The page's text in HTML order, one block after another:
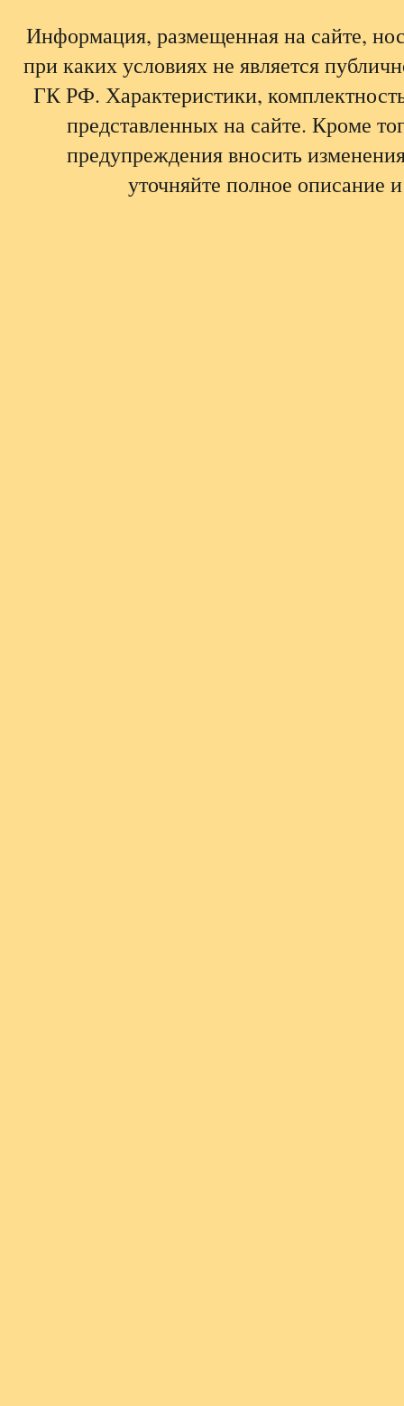
Информация, размещенная на сайте,
при каких условиях не является
ГК РФ. Характеристики,
представленных на сайте. Кроме
предупреждения вносить
уточняйте полное описание